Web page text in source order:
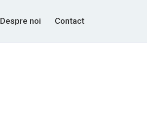
Despre noi Contact